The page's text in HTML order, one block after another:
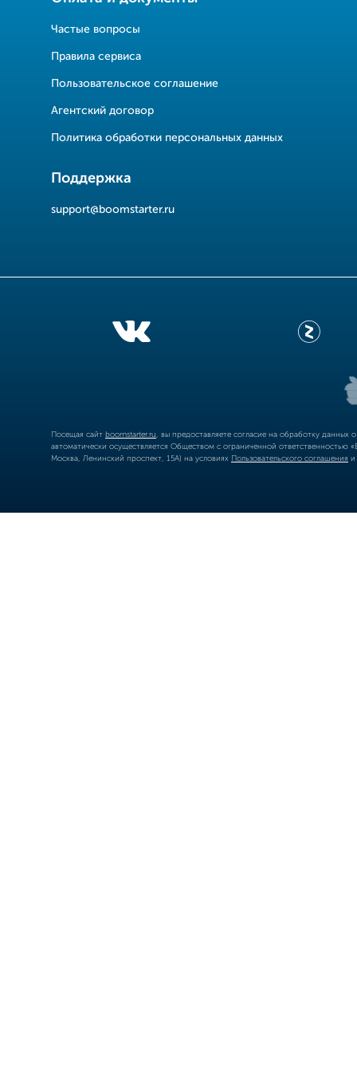
Частые вопросы
Правила сервиса
Пользовательское соглашение
Агентский договор
Политика обработки персональных данных
Поддержка
support@boomstarter.ru
Посещая сайт boomstarter.ru , вы предоставляете согласие на обработку
автоматически осуществляется Обществом с ограниченной
Москва, Ленинский проспект, 15А) на условиях Пользовательского соглашения и